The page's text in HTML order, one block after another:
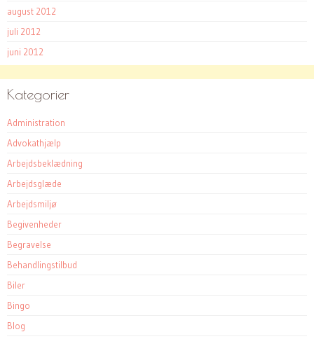
august 2012
juli 2012
juni 2012
Kategorier
Administration
Advokathjælp
Arbejdsbeklædning
Arbejdsglæde
Arbejdsmiljø
Begivenheder
Begravelse
Behandlingstilbud
Biler
Bingo
Blog